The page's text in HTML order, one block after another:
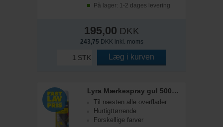
På lager: 1-2 dages levering
195,00 DKK
243,75 DKK inkl. moms
STK Læg i kurven
Lyra Mærkespray gul 500ml.
Til næsten alle overflader
Hurtigttørrende
Forskellige farver